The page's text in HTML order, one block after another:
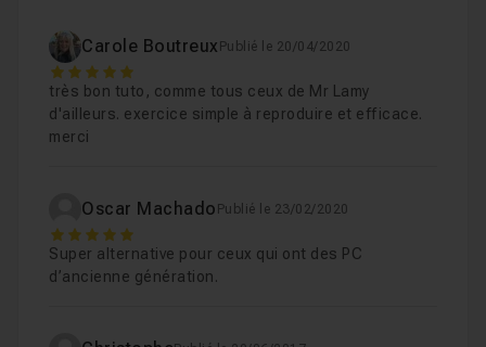
Leçon 9
Carole Boutreux Publié le 20/04/2020
5
très bon tuto, comme tous ceux de Mr Lamy
d'ailleurs. exercice simple à reproduire et efficace.
merci
Oscar Machado Publié le 23/02/2020
5
Super alternative pour ceux qui ont des PC
d’ancienne génération.